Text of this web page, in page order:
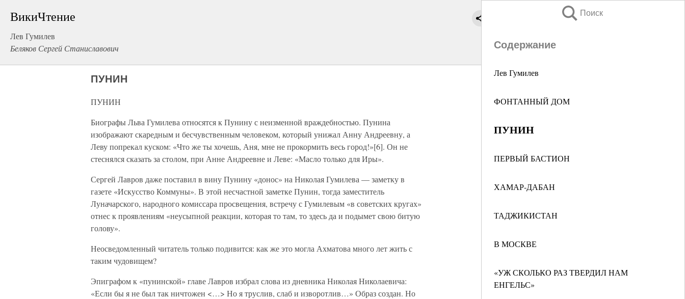
ВикиЧтение
Лев Гумилев
Беляков Сергей Станиславович
Поиск
Содержание
Лев Гумилев
ФОНТАННЫЙ ДОМ
ПУНИН
ПЕРВЫЙ БАСТИОН
ХАМАР-ДАБАН
ТАДЖИКИСТАН
В МОСКВЕ
«УЖ СКОЛЬКО РАЗ ТВЕРДИЛ НАМ
ЕНГЕЛЬС»
ПУНИН
ПУНИН
Биографы Льва Гумилева относятся к Пунину с неизменной враждебностью. Пунина
изображают скаредным и бесчувственным человеком, который унижал Анну Андреевну, а
Леву попрекал куском: «Что же ты хочешь, Аня, мне не прокормить весь город!»[6]. Он не
стеснялся сказать за столом, при Анне Андреевне и Леве: «Масло только для Иры».
Сергей Лавров даже поставил в вину Пунину «донос» на Николая Гумилева — заметку в
газете «Искусство Коммуны». В этой несчастной заметке Пунин, тогда заместитель
Луначарского, народного комиссара просвещения, встречу с Гумилевым «в советских кругах»
отнес к проявлениям «неусыпной реакции, которая то там, то здесь да и подымет свою битую
голову».
Неосведомленный читатель только подивится: как же это могла Ахматова много лет жить с
таким чудовищем?
Эпиграфом к «пунинской» главе Лавров избрал слова из дневника Николая Николаевича:
«Если бы я не был так ничтожен <…> Но я труслив, слаб и изворотлив…» Образ создан. Но